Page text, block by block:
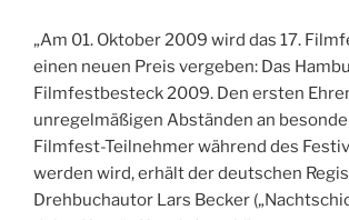
„Am 01. Oktober 2009 wird das 17.
einen neuen Preis vergeben: Das
Filmfestbesteck 2009. Den ersten
unregelmäßigen Abständen an
Filmfest-Teilnehmer während des
werden wird, erhält der deutschen
Drehbuchautor Lars Becker